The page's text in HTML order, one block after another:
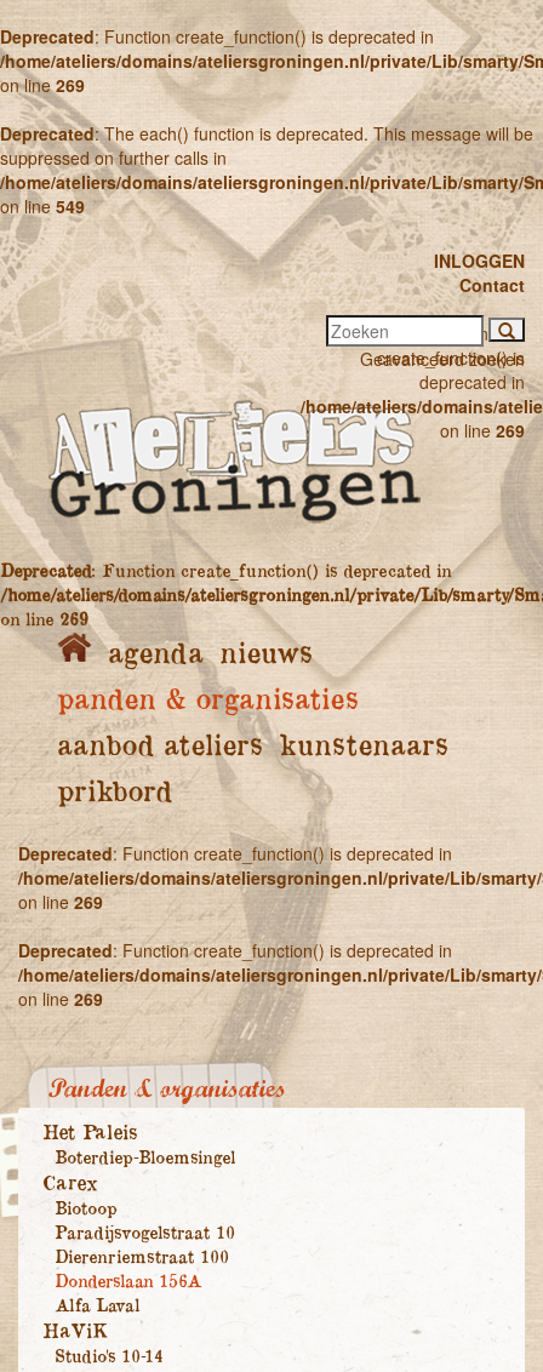
Deprecated: Function create_function() is deprecated in
/home/ateliers/domains/ateliersgroningen.nl/private/Lib/smarty/
on line269
Deprecated: The each() function is deprecated. This message will be
suppressed on further calls in
/home/ateliers/domains/ateliersgroningen.nl/private/Lib/smarty/
on line 549
INLOGGEN
Contact
Deprecated
: Function
create_function() is
deprecated in
/home/ateliers/domains/
on line 269
Geavanceerd zoeken
Deprecated: Function create_function() is deprecated in
/home/ateliers/domains/ateliersgroningen.nl/private/Lib/smarty/
on line 269
agenda
nieuws
panden & organisaties
aanbod ateliers
kunstenaars
prikbord
Deprecated: Function create_function() is deprecated in
/home/ateliers/domains/ateliersgroningen.nl/private/Lib/
on line269
Deprecated: Function create_function() is deprecated in
/home/ateliers/domains/ateliersgroningen.nl/private/Lib/
on line 269
Panden & organisaties
Het Paleis
Boterdiep-Bloemsingel
Carex
Biotoop
Paradijsvogelstraat 10
Dierenriemstraat 100
Donderslaan 156A
Alfa Laval
HaViK
Studio's 10-14